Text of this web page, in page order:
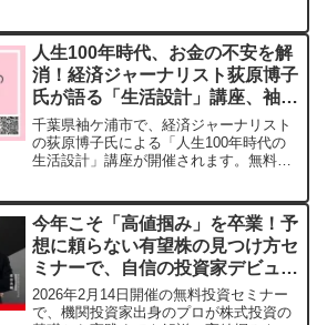
に始められる不動産投資についてご紹介
します。
人生100年時代、お金の不安を解
消！経済ジャーナリスト荻原博子
氏が語る「生活設計」講座、袖ケ
浦市で開催
千葉県袖ケ浦市で、経済ジャーナリスト
の荻原博子氏による「人生100年時代の
生活設計」講座が開催されます。無料で
れからの時代を生き抜くためのヒントを
学びませんか？
今年こそ「高値掴み」を卒業！予
想に頼らない有望株の見つけ方セ
ミナーで、自信の投資家デビュー
へ
2026年2月14日開催の無料投資セミナー
で、機関投資家出身のプロが株式投資の